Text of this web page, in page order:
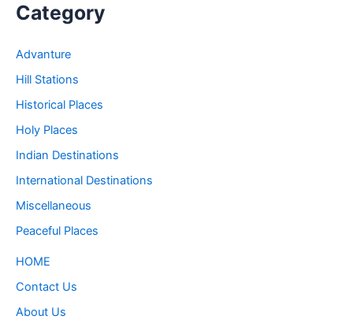
Category
Advanture
Hill Stations
Historical Places
Holy Places
Indian Destinations
International Destinations
Miscellaneous
Peaceful Places
HOME
Contact Us
About Us